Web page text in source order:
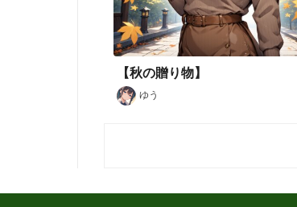
【秋の贈り物】
ゆう